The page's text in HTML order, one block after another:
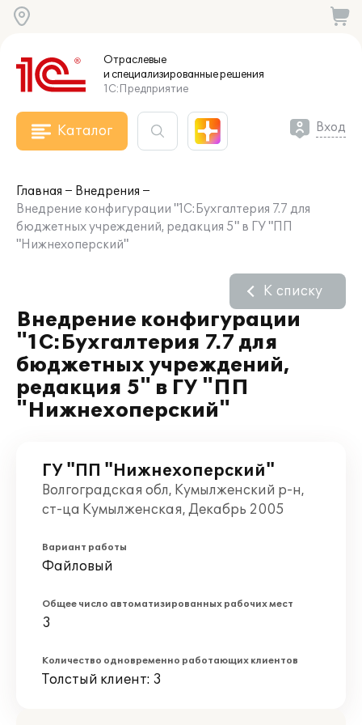
Отраслевые
и специализированныерешения
1С:Предприятие
Каталог Вход
Главная
Внедрения
Внедрение конфигурации "1С:Бухгалтерия 7.7 для
бюджетных учреждений, редакция 5" в ГУ "ПП
"Нижнехоперский"
Внедрение конфигурации
"1С:Бухгалтерия 7.7 для
бюджетных учреждений,
редакция 5" в ГУ "ПП
"Нижнехоперский"
К списку
ГУ "ПП "Нижнехоперский"
Волгоградская обл, Кумылженский р-н,
ст-ца Кумылженская, Декабрь 2005
Вариант работы
Файловый
Общее число автоматизированных рабочих мест
3
Количество одновременно работающих клиентов
Толстый клиент: 3